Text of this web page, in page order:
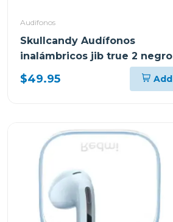
Audifonos
Skullcandy Audífonos
inalámbricos jib true 2 negro
p740
$49.95 Add